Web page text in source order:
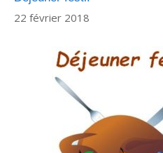
22 février 2018